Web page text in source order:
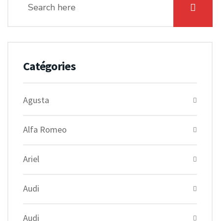
Catégories
Agusta
Alfa Romeo
Ariel
Audi
Audi